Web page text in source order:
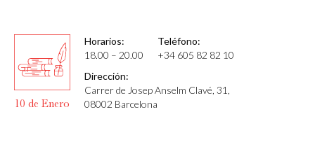
10 de Enero
Horarios:
18.00 – 20.00
Teléfono:
+34 605 82 82 10
Dirección:
Carrer de Josep Anselm Clavé, 31,
08002 Barcelona